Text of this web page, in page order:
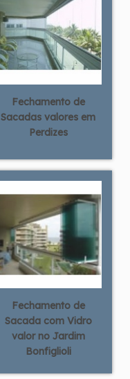
Fechamento de
Sacadas valores em
Perdizes
Fechamento de
Sacada com Vidro
valor no Jardim
Bonfiglioli